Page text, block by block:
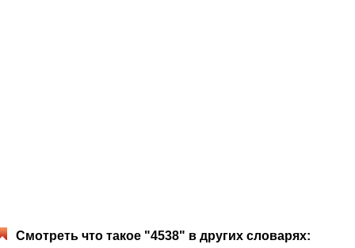
Смотреть что такое "4538" в других словарях: